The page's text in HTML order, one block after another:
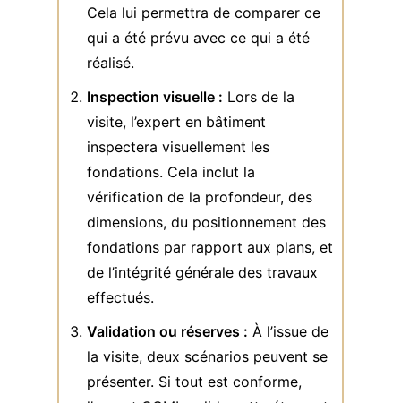
Cela lui permettra de comparer ce
qui a été prévu avec ce qui a été
réalisé.
Inspection visuelle : Lors de la
visite, l’expert en bâtiment
inspectera visuellement les
fondations. Cela inclut la
vérification de la profondeur, des
dimensions, du positionnement des
fondations par rapport aux plans, et
de l’intégrité générale des travaux
effectués.
Validation ou réserves : À l’issue de
la visite, deux scénarios peuvent se
présenter. Si tout est conforme,